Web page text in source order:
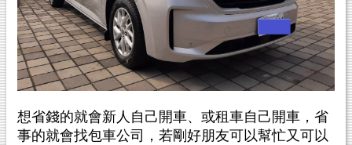
想省錢的就會新人自己開車、或租車自己開車，省
事的就會找包車公司，若剛好朋友可以幫忙又可以